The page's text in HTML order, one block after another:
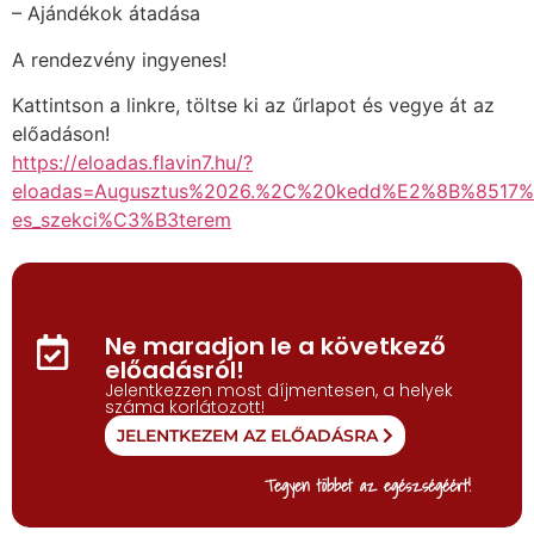
– Ajándékok átadása
A rendezvény ingyenes!
Kattintson a linkre, töltse ki az űrlapot és vegye át az
előadáson!
https://eloadas.flavin7.hu/?
es_szekci%C3%B3terem
Tegyen többet az egészségéért!
Ne maradjon le a következő
előadásról!
Jelentkezzen most díjmentesen, a helyek
száma korlátozott!
JELENTKEZEM AZ ELŐADÁSRA